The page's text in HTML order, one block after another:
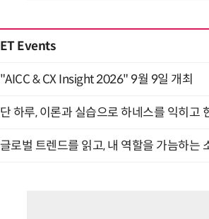
ET Events
"AICC & CX Insight 2026" 9월 9일 개최
단 하루, 이론과 실습으로 하네스를 익히
글로벌 트렌드를 읽고, 내 역할을 가늠하